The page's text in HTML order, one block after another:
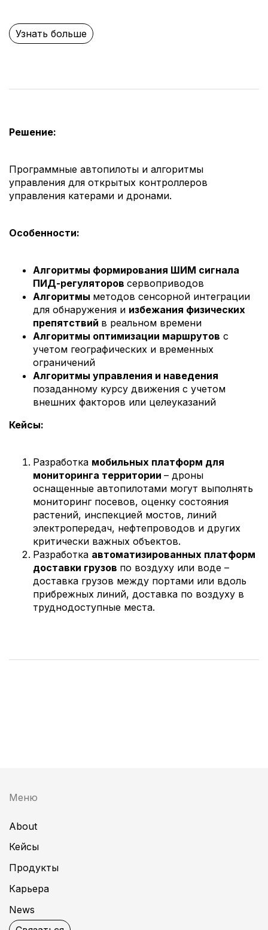
Узнать больше
Решение:
Программные автопилоты и алгоритмы
управления для открытых контроллеров
управления катерами и дронами.
Особенности:
Алгоритмы формирования ШИМ сигнала
ПИД-регуляторов сервоприводов
Алгоритмы методов сенсорной интеграции
для обнаружения и избежания физических
препятствий в реальном времени
Алгоритмы оптимизации маршрутов с
учетом географических и временных
ограничений
Алгоритмы управления и наведения
позаданному курсу движения с учетом
внешних факторов или целеуказаний
Кейсы:
Разработка мобильных платформ для
мониторинга территории – дроны
оснащенные автопилотами могут выполнять
мониторинг посевов, оценку состояния
растений, инспекцией мостов, линий
электропередач, нефтепроводов и других
критически важных объектов.
Разработка автоматизированных платформ
доставки грузов по воздуху или воде –
доставка грузов между портами или вдоль
прибрежных линий, доставка по воздуху в
труднодоступные места.
Меню
About
Кейсы
Продукты
Карьера
News